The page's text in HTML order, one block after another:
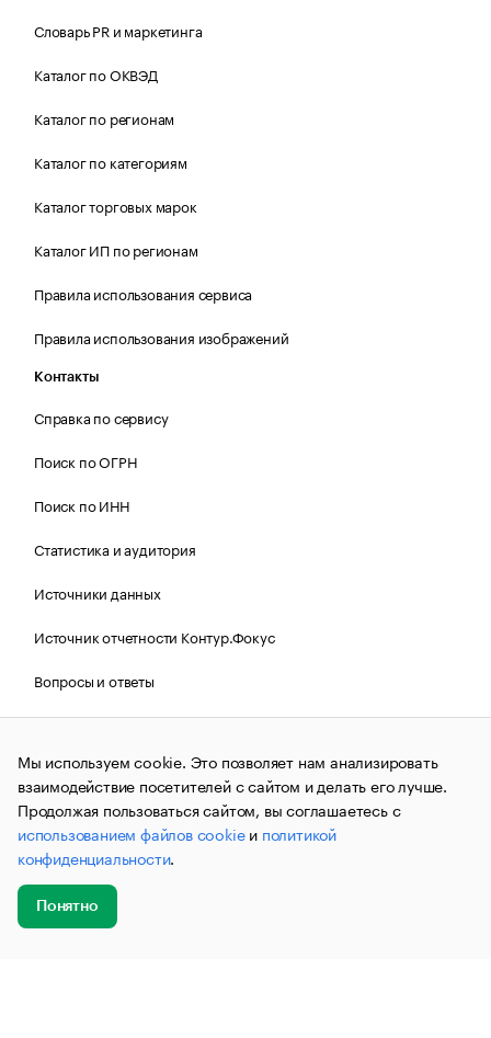
Словарь PR и маркетинга
Каталог по ОКВЭД
Каталог по регионам
Каталог по категориям
Каталог торговых марок
Каталог ИП по регионам
Правила использования сервиса
Правила использования изображений
Контакты
Справка по сервису
Поиск по ОГРН
Поиск по ИНН
Статистика и аудитория
Источники данных
Источник отчетности Контур.Фокус
Вопросы и ответы
Политика Cookies РБК
Контактная информация
Редакция
Рассылка РБК Новости
Информация об ограничениях
Правовая информация
Мы используем cookie. Это позволяет нам анализировать
взаимодействие посетителей с сайтом и делать его лучше.
Продолжая пользоваться сайтом, вы соглашаетесь с
использованием файлов cookieи политикой
конфиденциальности.
Понятно